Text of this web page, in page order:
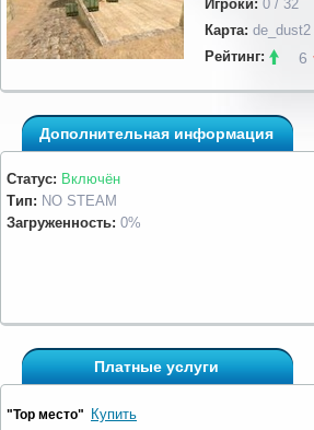
Игроки: 0 / 32
Карта: de_dust2
Рейтинг:
6
Дополнительная информация
Статус: Включён
Тип: NO STEAM
Загруженность: 0%
Платные услуги
"Top место" Купить